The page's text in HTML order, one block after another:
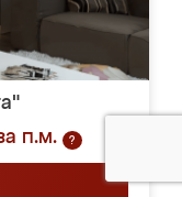
п.м.
?